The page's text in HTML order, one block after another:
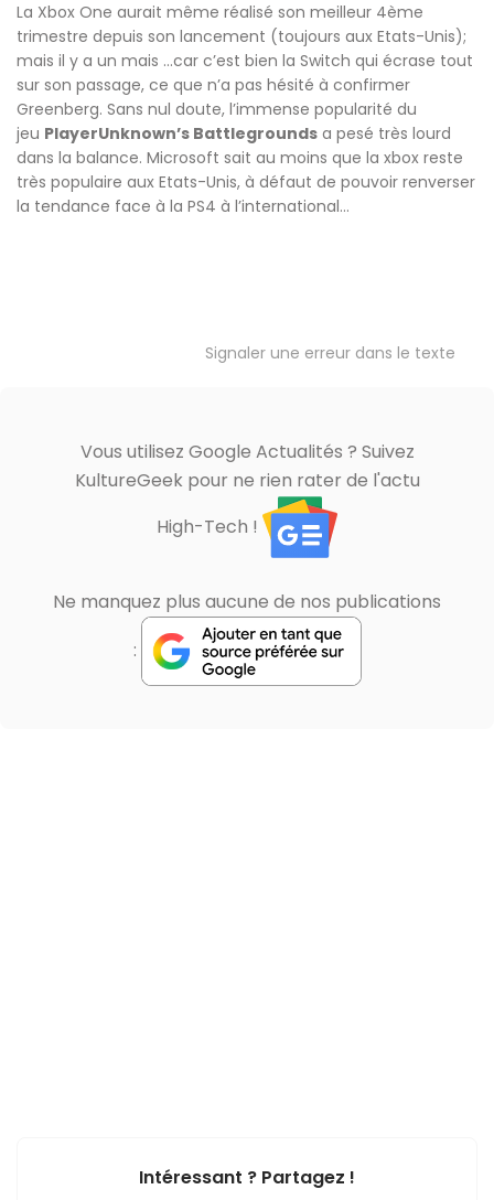
La Xbox One aurait même réalisé son meilleur 4ème
trimestre depuis son lancement (toujours aux Etats-Unis);
mais il y a un mais …car c’est bien la Switch qui écrase tout
sur son passage, ce que n’a pas hésité à confirmer
Greenberg. Sans nul doute, l’immense popularité du
jeu PlayerUnknown’s Battlegrounds a pesé très lourd
dans la balance. Microsoft sait au moins que la xbox reste
très populaire aux Etats-Unis, à défaut de pouvoir renverser
la tendance face à la PS4 à l’international…
Signaler une erreur dans le texte
Vous utilisez Google Actualités ? Suivez
KultureGeek pour ne rien rater de l'actu
High-Tech !
Ne manquez plus aucune de nos publications
:
Intéressant ? Partagez !